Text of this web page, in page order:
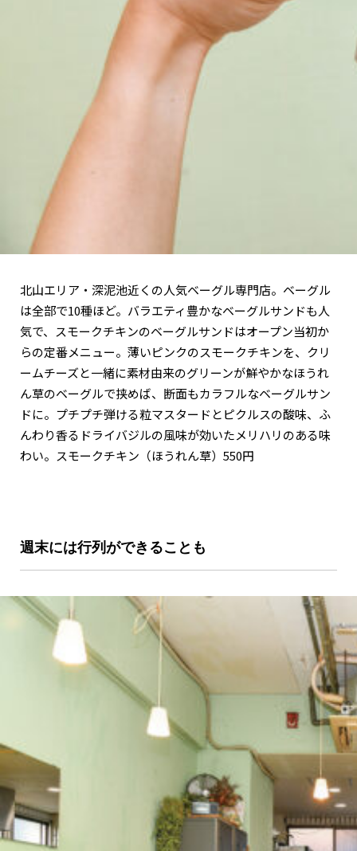
関西で開催。
おすすめの展覧会
おすすめの映画
誠光社で選びました。
おすすめの本
おすすめのイベント
北山エリア・深泥池近くの人気ベーグル専門店。ベーグル
は全部で10種ほど。バラエティ豊かなベーグルサンドも人
気で、スモークチキンのベーグルサンドはオープン当初か
らの定番メニュー。薄いピンクのスモークチキンを、クリ
ームチーズと一緒に素材由来のグリーンが鮮やかなほうれ
ん草のベーグルで挟めば、断面もカラフルなベーグルサン
ドに。プチプチ弾ける粒マスタードとピクルスの酸味、ふ
んわり香るドライバジルの風味が効いたメリハリのある味
わい。スモークチキン（ほうれん草）550円
週末には行列ができることも